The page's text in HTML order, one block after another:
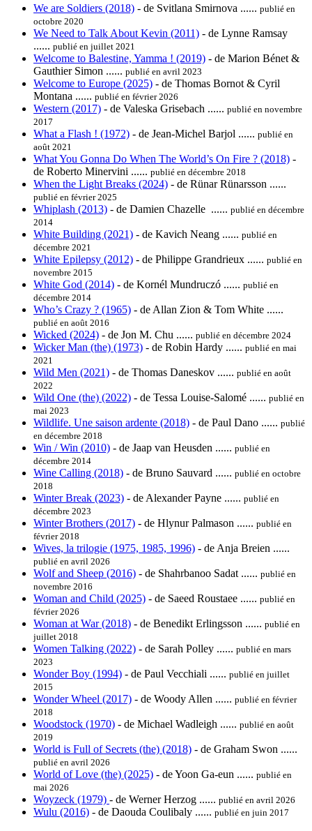
We are Soldiers (2018) - de Svitlana Smirnova ...... publié en
octobre 2020
We Need to Talk About Kevin (2011) - de Lynne Ramsay
...... publié en juillet 2021
Welcome to Balestine, Yamma ! (2019) - de Marion Bénet &
Gauthier Simon ...... publié en avril 2023
Welcome to Europe (2025) - de Thomas Bornot & Cyril
Montana ...... publié en février 2026
Western (2017) - de Valeska Grisebach ...... publié en novembre
2017
What a Flash ! (1972) - de Jean-Michel Barjol ...... publié en
août 2021
What You Gonna Do When The World’s On Fire ? (2018) -
de Roberto Minervini ...... publié en décembre 2018
When the Light Breaks (2024) - de Rünar Rünarsson ......
publié en février 2025
Whiplash (2013) - de Damien Chazelle ...... publié en décembre
2014
White Building (2021) - de Kavich Neang ...... publié en
décembre 2021
White Epilepsy (2012) - de Philippe Grandrieux ...... publié en
novembre 2015
White God (2014) - de Kornél Mundruczó ...... publié en
décembre 2014
Who’s Crazy ? (1965) - de Allan Zion & Tom White ......
publié en août 2016
Wicked (2024) - de Jon M. Chu ...... publié en décembre 2024
Wicker Man (the) (1973) - de Robin Hardy ...... publié en mai
2021
Wild Men (2021) - de Thomas Daneskov ...... publié en août
2022
Wild One (the) (2022) - de Tessa Louise-Salomé ...... publié en
mai 2023
Wildlife. Une saison ardente (2018) - de Paul Dano ...... publié
en décembre 2018
Win / Win (2010) - de Jaap van Heusden ...... publié en
décembre 2014
Wine Calling (2018) - de Bruno Sauvard ...... publié en octobre
2018
Winter Break (2023) - de Alexander Payne ...... publié en
décembre 2023
Winter Brothers (2017) - de Hlynur Palmason ...... publié en
février 2018
Wives, la trilogie (1975, 1985, 1996) - de Anja Breien ......
publié en avril 2026
Wolf and Sheep (2016) - de Shahrbanoo Sadat ...... publié en
novembre 2016
Woman and Child (2025) - de Saeed Roustaee ...... publié en
février 2026
Woman at War (2018) - de Benedikt Erlingsson ...... publié en
juillet 2018
Women Talking (2022) - de Sarah Polley ...... publié en mars
2023
Wonder Boy (1994) - de Paul Vecchiali ...... publié en juillet
2015
Wonder Wheel (2017) - de Woody Allen ...... publié en février
2018
Woodstock (1970) - de Michael Wadleigh ...... publié en août
2019
World is Full of Secrets (the) (2018) - de Graham Swon ......
publié en avril 2026
World of Love (the) (2025) - de Yoon Ga-eun ...... publié en
mai 2026
Woyzeck (1979) - de Werner Herzog ...... publié en avril 2026
Wulu (2016) - de Daouda Coulibaly ...... publié en juin 2017